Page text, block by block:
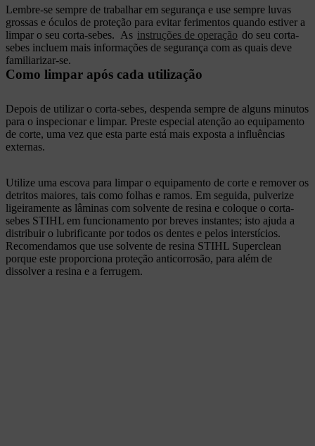
Lembre-se sempre de trabalhar em segurança e use sempre luvas
grossas e óculos de proteção para evitar ferimentos quando estiver a
limpar o seu corta-sebes. As instruções de operação do seu corta-
sebes incluem mais informações de segurança com as quais deve
familiarizar-se.
Como limpar após cada utilização
Depois de utilizar o corta-sebes, despenda sempre de alguns minutos
para o inspecionar e limpar. Preste especial atenção ao equipamento
de corte, uma vez que esta parte está mais exposta a influências
externas.
Utilize uma escova para limpar o equipamento de corte e remover os
detritos maiores, tais como folhas e ramos. Em seguida, pulverize
ligeiramente as lâminas com solvente de resina e coloque o corta-
sebes STIHL em funcionamento por breves instantes; isto ajuda a
distribuir o lubrificante por todos os dentes e pelos interstícios.
Recomendamos que use solvente de resina STIHL Superclean
porque este proporciona proteção anticorrosão, para além de
dissolver a resina e a ferrugem.